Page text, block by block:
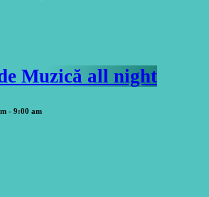
Muzică all night
- 9:00 am